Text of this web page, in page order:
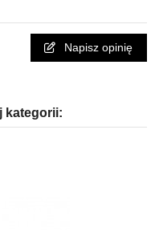
Napisz opinię
kategorii: